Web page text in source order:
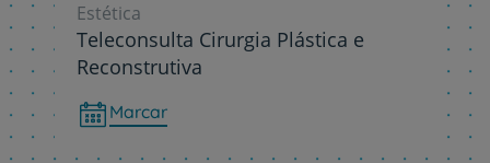
Estética
Teleconsulta Cirurgia Plástica e
Reconstrutiva
Marcar